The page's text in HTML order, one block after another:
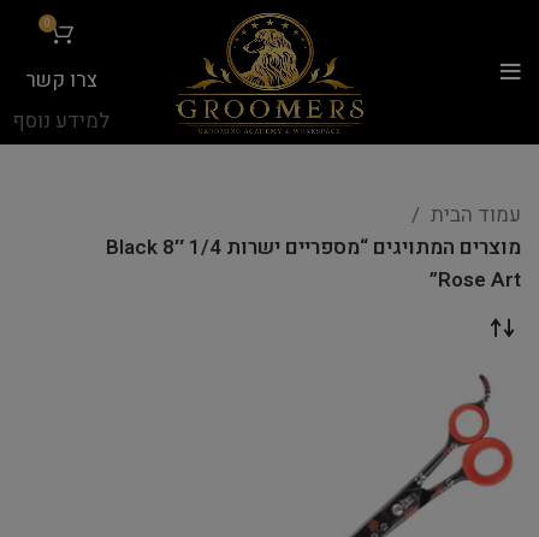
0
צרו קשר
למידע נוסף
עמוד הבית
מוצרים המתויגים “מספריים ישרות 1/4 8″ Black
Rose Art”